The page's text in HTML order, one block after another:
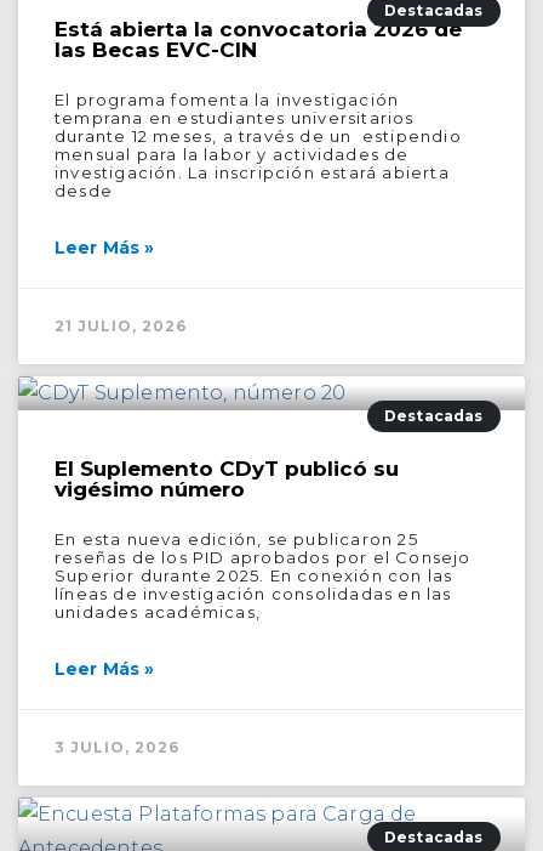
Destacadas
Está abierta la convocatoria 2026 de
las Becas EVC-CIN
El programa fomenta la investigación
temprana en estudiantes universitarios
durante 12 meses, a través de un estipendio
mensual para la labor y actividades de
investigación. La inscripción estará abierta
desde
Leer Más »
21 JULIO, 2026
Destacadas
El Suplemento CDyT publicó su
vigésimo número
En esta nueva edición, se publicaron 25
reseñas de los PID aprobados por el Consejo
Superior durante 2025. En conexión con las
líneas de investigación consolidadas en las
unidades académicas,
Leer Más »
3 JULIO, 2026
Destacadas